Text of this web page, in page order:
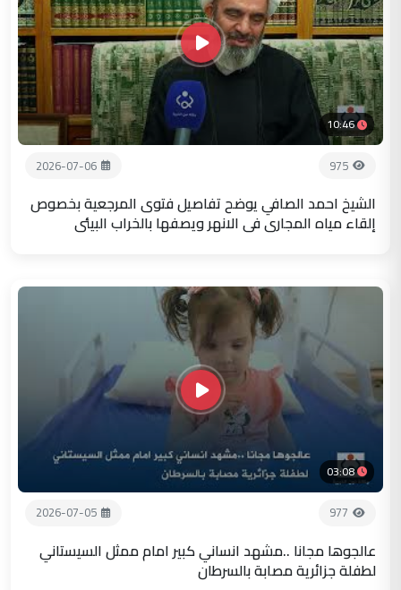
10:46
975
2026-07-06
الشيخ احمد الصافي يوضح تفاصيل فتوى المرجعية بخصوص
إلقاء مياه المجاري في الانهر ويصفها بالخراب البيئي
03:08
977
2026-07-05
عالجوها مجانا ..مشهد انساني كبير امام ممثل السيستاني
لطفلة جزائرية مصابة بالسرطان